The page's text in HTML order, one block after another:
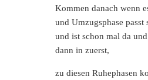
Kommen danach wenn
und Umzugsphase
und ist schon mal da
dann in zuerst,
zu diesen Ruhephasen